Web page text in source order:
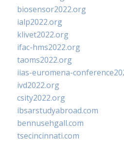
biosensor2022.org
ialp2022.org
klivet2022.org
ifac-hms2022.org
taoms2022.org
iias-euromena-
ivd2022.org
csity2022.org
ibsarstudyabroad.com
bennusehgall.com
tsecincinnati.com